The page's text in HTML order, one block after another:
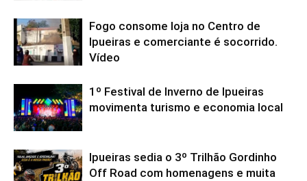
Fogo consome loja no Centro de
Ipueiras e comerciante é socorrido.
Vídeo
1º Festival de Inverno de Ipueiras
movimenta turismo e economia local
Ipueiras sedia o 3º Trilhão Gordinho
Off Road com homenagens e muita